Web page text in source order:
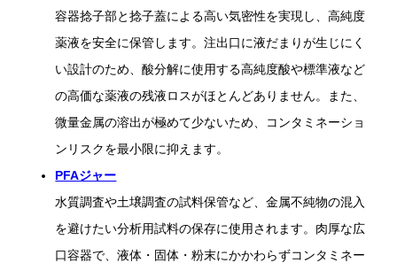
容器捻子部と捻子蓋による高い気密性を実現し、高純度
薬液を安全に保管します。注出口に液だまりが生じにく
い設計のため、酸分解に使用する高純度酸や標準液など
の高価な薬液の残液ロスがほとんどありません。また、
微量金属の溶出が極めて少ないため、コンタミネーショ
ンリスクを最小限に抑えます。
PFAジャー
水質調査や土壌調査の試料保管など、金属不純物の混入
を避けたい分析用試料の保存に使用されます。肉厚な広
口容器で、液体・固体・粉末にかかわらずコンタミネー